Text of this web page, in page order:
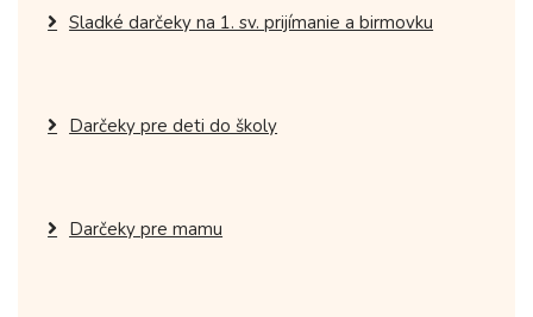
Sladké darčeky na 1. sv. prijímanie a birmovku
Darčeky pre deti do školy
Darčeky pre mamu